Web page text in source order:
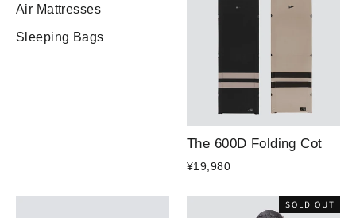
Air Mattresses
Sleeping Bags
The 600D Folding Cot
¥19,980
SOLD OUT